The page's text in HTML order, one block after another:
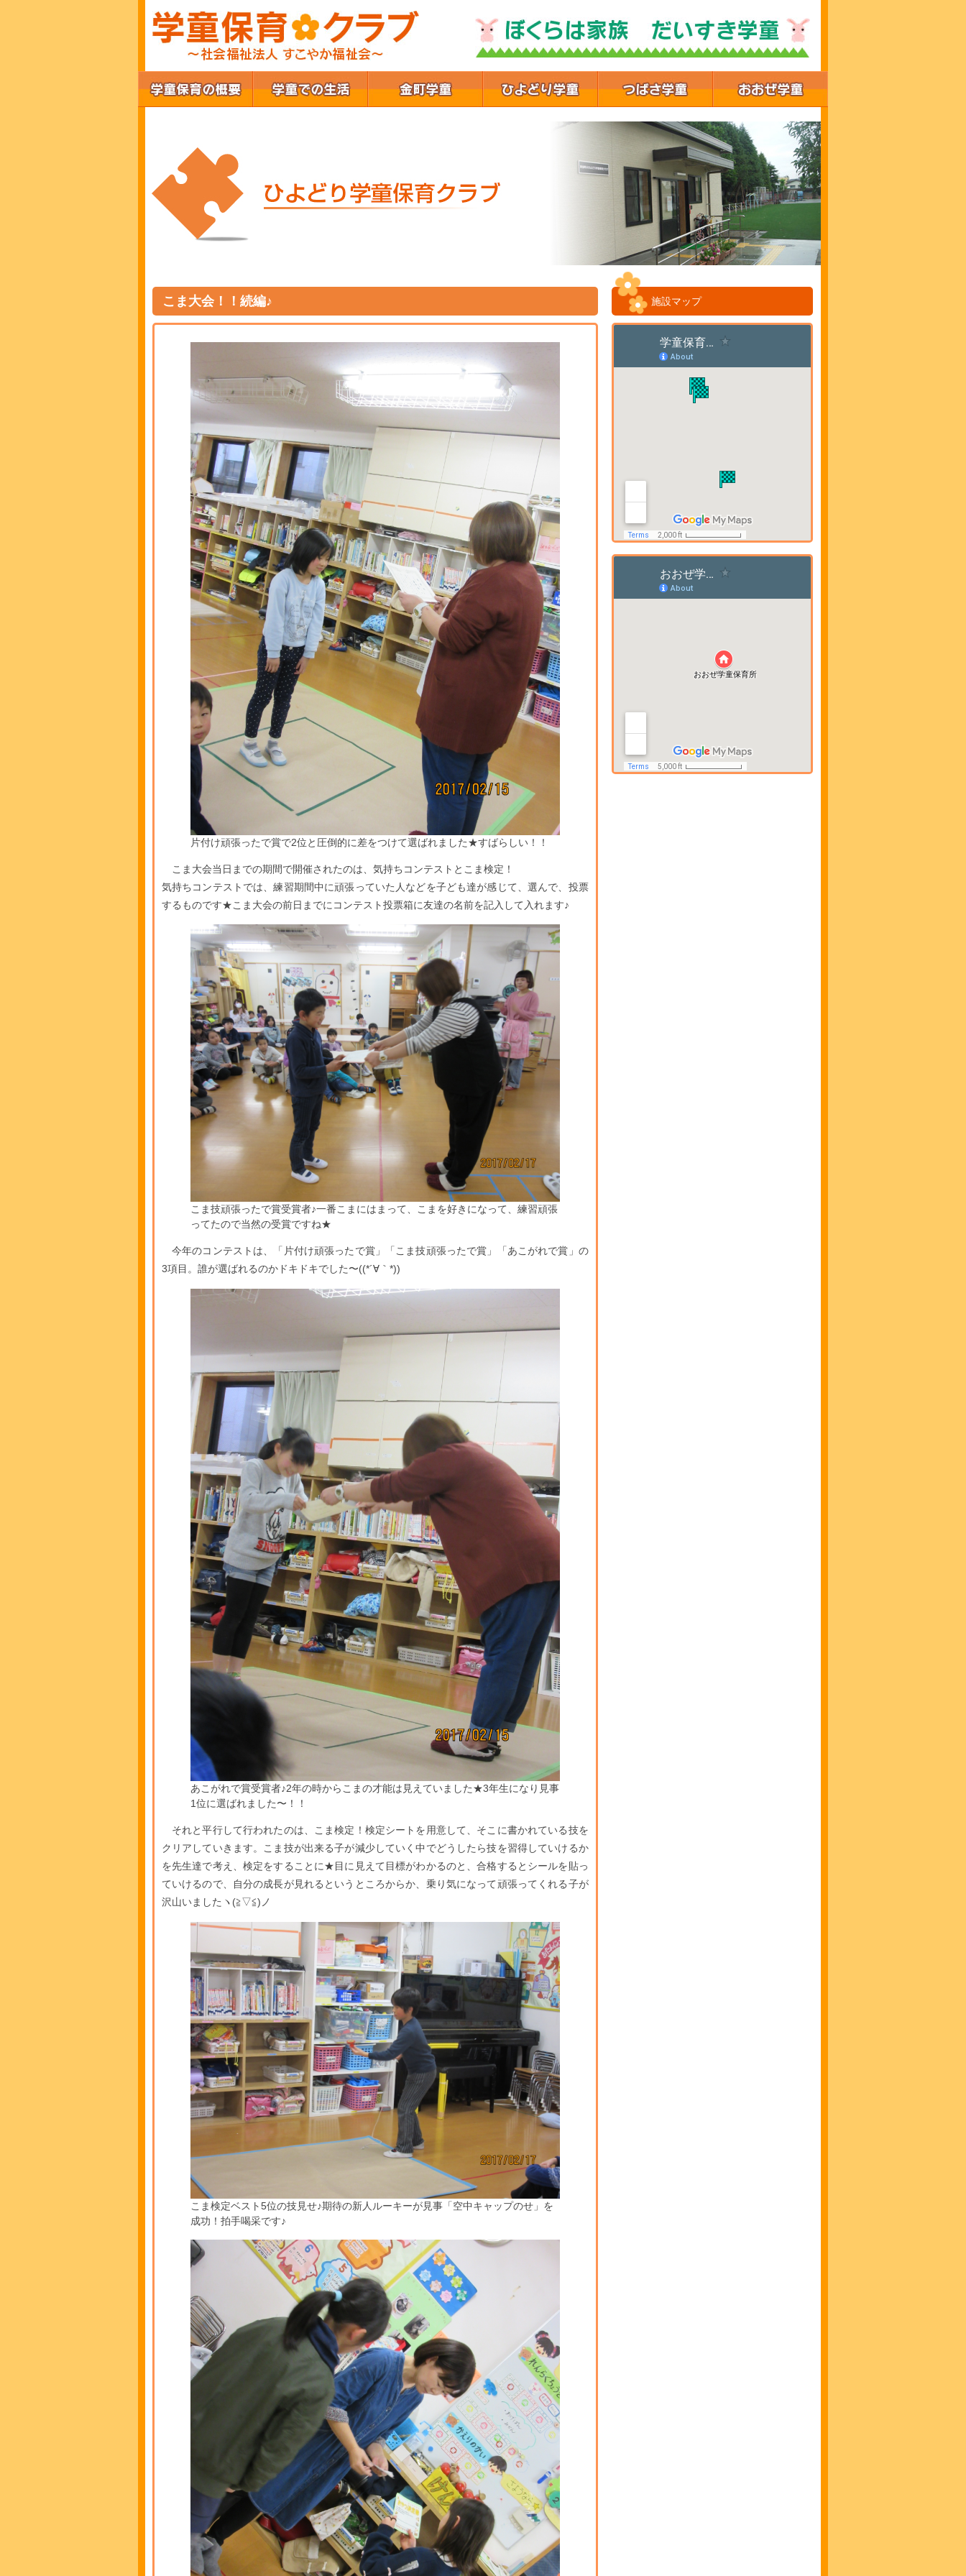
こま大会！！続編♪
片付け頑張ったで賞で2位と圧倒的に差をつけて選ばれました★すばらしい！！
こま大会当日までの期間で開催されたのは、気持ちコンテストとこま検定！
気持ちコンテストでは、練習期間中に頑張っていた人などを子ども達が感じて、選んで、投票
するものです★こま大会の前日までにコンテスト投票箱に友達の名前を記入して入れます♪
こま技頑張ったで賞受賞者♪一番こまにはまって、こまを好きになって、練習頑張
ってたので当然の受賞ですね★
今年のコンテストは、「片付け頑張ったで賞」「こま技頑張ったで賞」「あこがれで賞」の
3項目。誰が選ばれるのかドキドキでした〜((*´∀｀*))
あこがれで賞受賞者♪2年の時からこまの才能は見えていました★3年生になり見事
1位に選ばれました〜！！
それと平行して行われたのは、こま検定！検定シートを用意して、そこに書かれている技を
クリアしていきます。こま技が出来る子が減少していく中でどうしたら技を習得していけるか
を先生達で考え、検定をすることに★目に見えて目標がわかるのと、合格するとシールを貼っ
ていけるので、自分の成長が見れるというところからか、乗り気になって頑張ってくれる子が
沢山いましたヽ(≧▽≦)ノ
こま検定ベスト5位の技見せ♪期待の新人ルーキーが見事「空中キャップのせ」を
成功！拍手喝采です♪
施設マップ